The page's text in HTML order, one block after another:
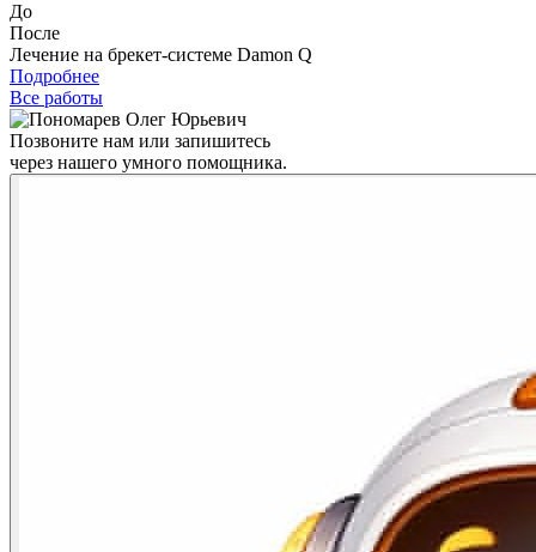
До
После
Лечение на брекет-системе Damon Q
Подробнее
Все работы
Позвоните нам или запишитесь
через нашего умного помощника.